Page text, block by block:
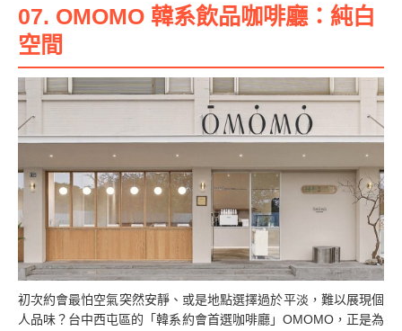
07. OMOMO 韓系飲品咖啡廳：純白
空間
初次約會最怕空氣突然安靜、或是地點選擇過於平淡，難以展現個
人品味？台中西屯區的「韓系約會首選咖啡廳」OMOMO，正是為